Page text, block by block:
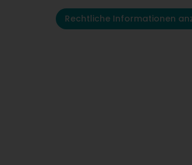
Rechtliche Informationen